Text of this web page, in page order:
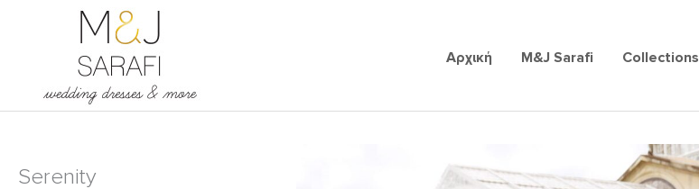
Αρχική M&J Sarafi Collections
Serenity